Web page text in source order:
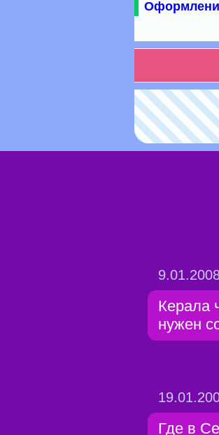
Керала
нужен
Где в